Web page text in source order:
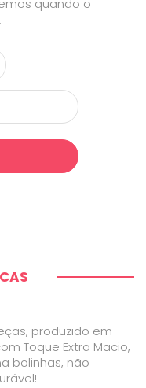
quando o
produzido em
Toque Extra Macio,
bolinhas, não